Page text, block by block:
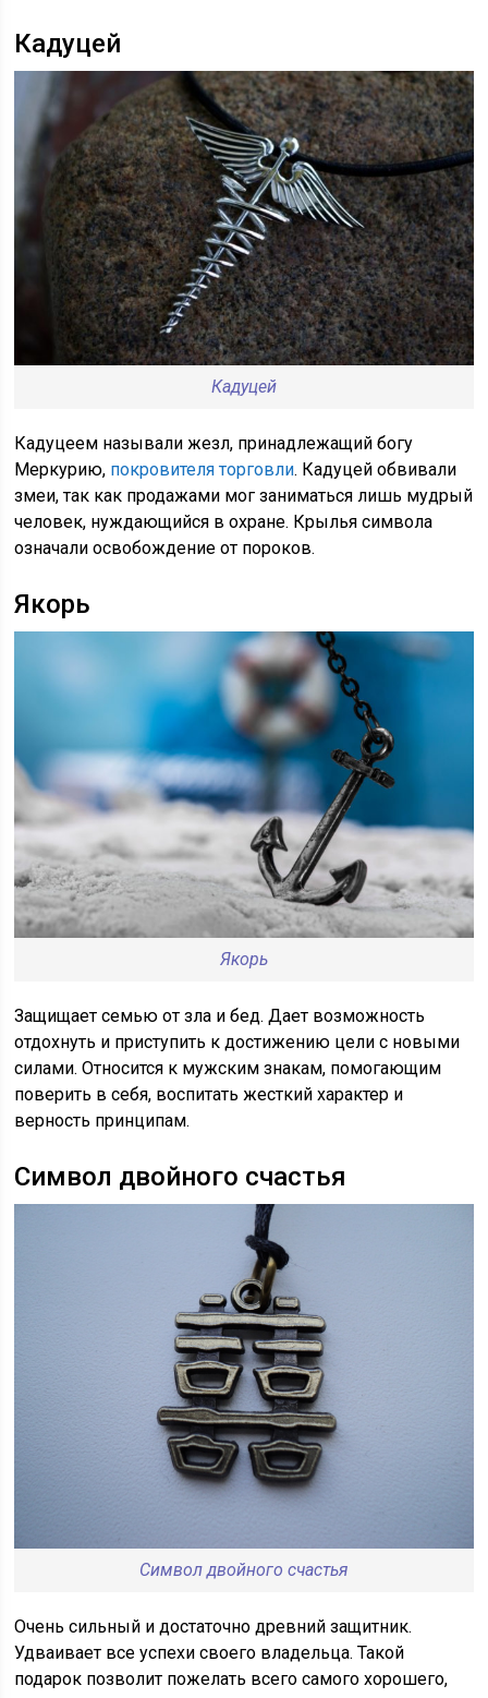
Кадуцей
Кадуцей
Кадуцеем называли жезл, принадлежащий богу
Меркурию, покровителя торговли. Кадуцей обвивали
змеи, так как продажами мог заниматься лишь мудрый
человек, нуждающийся в охране. Крылья символа
означали освобождение от пороков.
Якорь
Якорь
Защищает семью от зла и бед. Дает возможность
отдохнуть и приступить к достижению цели с новыми
силами. Относится к мужским знакам, помогающим
поверить в себя, воспитать жесткий характер и
верность принципам.
Символ двойного счастья
Символ двойного счастья
Очень сильный и достаточно древний защитник.
Удваивает все успехи своего владельца. Такой
подарок позволит пожелать всего самого хорошего,